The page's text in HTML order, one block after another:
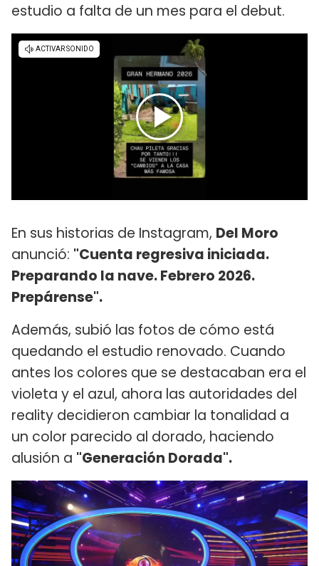
estudio a falta de un mes para el debut.
En sus historias de Instagram, Del Moro
anunció: "Cuenta regresiva iniciada.
Preparando la nave. Febrero 2026.
Prepárense".
Además, subió las fotos de cómo está
quedando el estudio renovado. Cuando
antes los colores que se destacaban era el
violeta y el azul, ahora las autoridades del
reality decidieron cambiar la tonalidad a
un color parecido al dorado, haciendo
alusión a "Generación Dorada".